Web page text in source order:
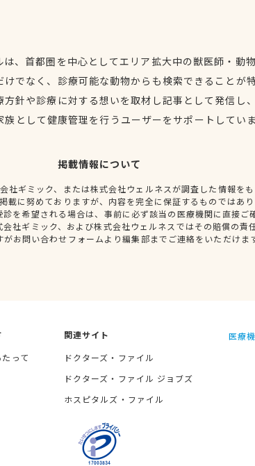
、首都圏を中心としてエリア拡大中の獣医師・動
けでなく、診療可能な動物からも検索できることが
方針や診療に対する想いを取材し記事として発信し
族として健康管理を行うユーザーをサポートしてい
掲載情報について
社ギミック、または株式会社ウェルネスが調査した情報を
載に努めておりますが、内容を完全に保証するものではあ
を希望される場合は、事前に必ず該当の医療機関に直接ご
社ギミック、および株式会社ウェルネスではその賠償の責
お問い合わせフォームより編集部までご連絡をいただけま
って
関連サイト
ドクターズ・ファイル
ドクターズ・ファイル ジョブズ
ホスピタルズ・ファイル
医療